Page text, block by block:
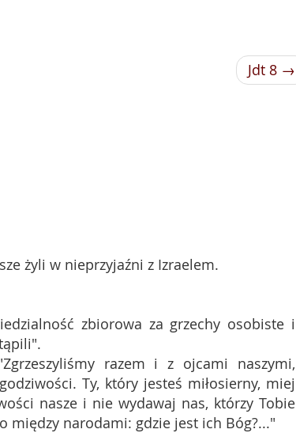
Jdt 8 →
żyli w nieprzyjaźni z Izraelem.
zbiorowa za grzechy osobiste i
razem i z ojcami naszymi,
Ty, który jesteś miłosierny, miej
nasze i nie wydawaj nas, którzy Tobie
między narodami: gdzie jest ich Bóg?..."